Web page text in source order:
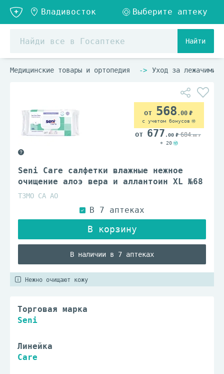
Найти
Медицинские товары и ортопедия Уход за лежачими
Seni Care салфетки влажные нежное
очищение алоэ вера и аллантоин XL №68
ТЗМО СА АО
В наличии в 7 аптеках
568 .00
с учетом бонусов
677 .00 684.00
+ 20
Нежно очищают кожу
Торговая марка
Seni
Линейка
Care